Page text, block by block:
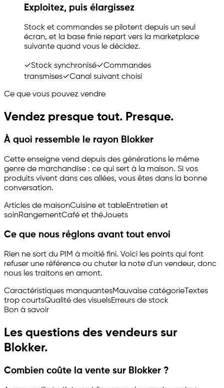
Exploitez, puis élargissez
Stock et commandes se pilotent depuis un seul
écran, et la base finie repart vers la marketplace
suivante quand vous le décidez.
✓Stock synchronisé✓Commandes
transmises✓Canal suivant choisi
Ce que vous pouvez vendre
Vendez presque tout. Presque.
À quoi ressemble le rayon Blokker
Cette enseigne vend depuis des générations le même
genre de marchandise : ce qui sert à la maison. Si vos
produits vivent dans ces allées, vous êtes dans la bonne
conversation.
Articles de maisonCuisine et tableEntretien et
soinRangementCafé et théJouets
Ce que nous réglons avant tout envoi
Rien ne sort du PIM à moitié fini. Voici les points qui font
refuser une référence ou chuter la note d'un vendeur, donc
nous les traitons en amont.
Caractéristiques manquantesMauvaise catégorie Textes
trop courtsQualité des visuelsErreurs de stock
Bon à savoir
Les questions des vendeurs sur
Blokker.
Combien coûte la vente sur Blokker ?